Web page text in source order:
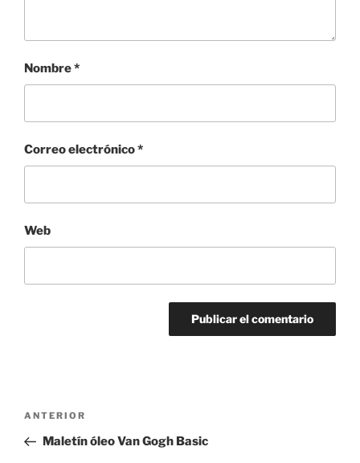
Nombre*
Correo electrónico*
Web
Navegación
entradas
Entrada
anterior:
ANTERIOR
Maletín óleo Van Gogh Basic